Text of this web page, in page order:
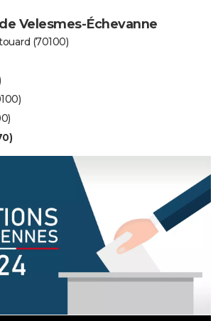
Velesmes-Échevanne
(70100)